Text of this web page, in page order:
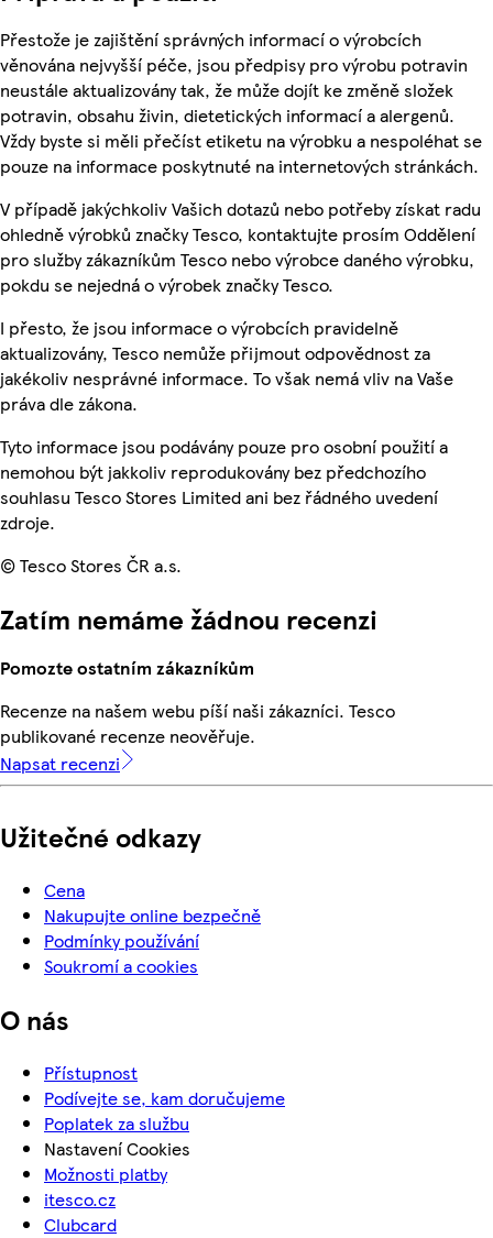
Přestože je zajištění správných informací o výrobcích
věnována nejvyšší péče, jsou předpisy pro výrobu potravin
neustále aktualizovány tak, že může dojít ke změně složek
potravin, obsahu živin, dietetických informací a alergenů.
Vždy byste si měli přečíst etiketu na výrobku a nespoléhat se
pouze na informace poskytnuté na internetových stránkách.
V případě jakýchkoliv Vašich dotazů nebo potřeby získat radu
ohledně výrobků značky Tesco, kontaktujte prosím Oddělení
pro služby zákazníkům Tesco nebo výrobce daného výrobku,
pokdu se nejedná o výrobek značky Tesco.
I přesto, že jsou informace o výrobcích pravidelně
aktualizovány, Tesco nemůže přijmout odpovědnost za
jakékoliv nesprávné informace. To však nemá vliv na Vaše
práva dle zákona.
Tyto informace jsou podávány pouze pro osobní použití a
nemohou být jakkoliv reprodukovány bez předchozího
souhlasu Tesco Stores Limited ani bez řádného uvedení
zdroje.
© Tesco Stores ČR a.s.
Zatím nemáme žádnou recenzi
Pomozte ostatním zákazníkům
Recenze na našem webu píší naši zákazníci. Tesco
publikované recenze neověřuje.
Napsat recenzi
Užitečné odkazy
Cena
Nakupujte online bezpečně
Podmínky používání
Soukromí a cookies
O nás
Přístupnost
Podívejte se, kam doručujeme
Poplatek za službu
Nastavení Cookies
Možnosti platby
itesco.cz
Clubcard